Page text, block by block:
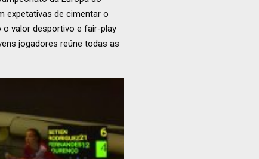
expetativas de cimentar o
valor desportivo e fair-play
jogadores reúne todas as